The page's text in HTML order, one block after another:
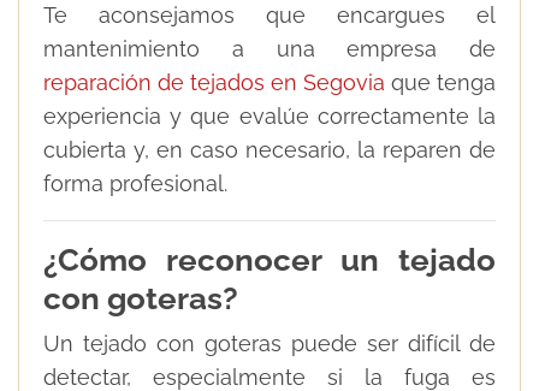
Te aconsejamos que encargues el
mantenimiento a una empresa de
reparación de tejados en Segovia que tenga
experiencia y que evalúe correctamente la
cubierta y, en caso necesario, la reparen de
forma profesional.
¿Cómo reconocer un tejado
con goteras?
Un tejado con goteras puede ser difícil de
detectar, especialmente si la fuga es